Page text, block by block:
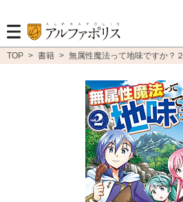
TOP > 書籍 > 無属性魔法って地味ですか？２